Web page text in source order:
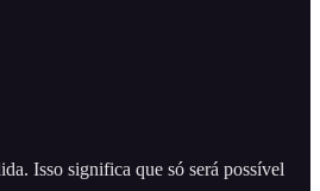
Isso significa que só será possível